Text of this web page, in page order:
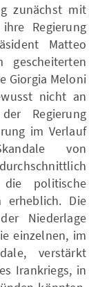
zunächst mit
Regierung
Matteo
gescheiterten
Giorgia Meloni
nicht an
Regierung
im Verlauf
von
die politische
erheblich. Die
Niederlage
einzelnen, im
verstärkt
Irankriegs, in